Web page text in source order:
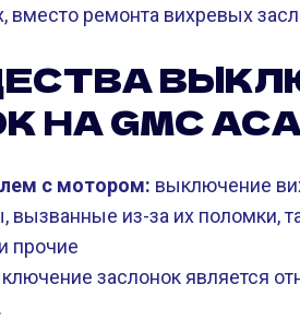
вместо ремонта вихревых
НА GMC
с мотором: выключение
вызванные из-за их поломки,
прочие
заслонок является